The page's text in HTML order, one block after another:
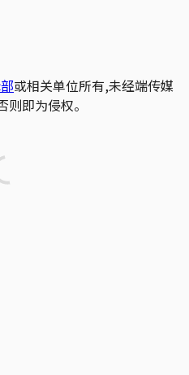
或相关单位所有,未经端传媒
即为侵权。